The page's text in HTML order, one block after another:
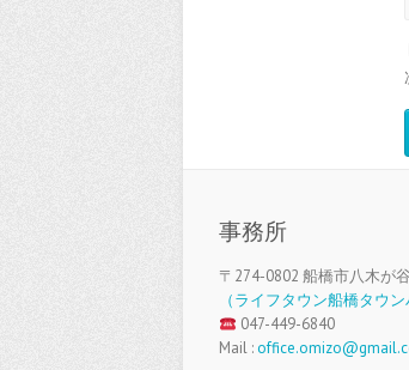
事務所
〒274-0802 船橋市八木が
（ライフタウン船橋タウ
047-449-6840
Mail :